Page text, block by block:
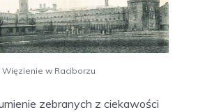
Więzienie w Raciborzu
zebranych z ciekawości